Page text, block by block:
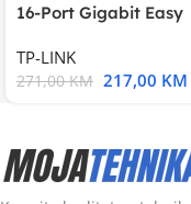
16-Port Gigabit Easy
TP-LINK
271,00KM 217,00 KM